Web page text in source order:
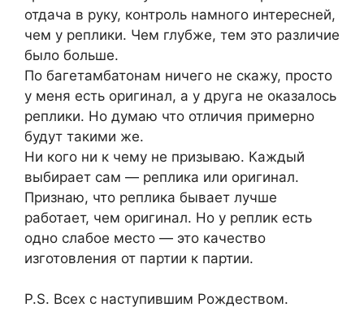
отдача в руку, контроль намного интересней,
чем у реплики. Чем глубже, тем это различие
было больше.
По багетамбатонам ничего не скажу, просто
у меня есть оригинал, а у друга не оказалось
реплики. Но думаю что отличия примерно
будут такими же.
Ни кого ни к чему не призываю. Каждый
выбирает сам — реплика или оригинал.
Признаю, что реплика бывает лучше
работает, чем оригинал. Но у реплик есть
одно слабое место — это качество
изготовления от партии к партии.
P.S. Всех с наступившим Рождеством.